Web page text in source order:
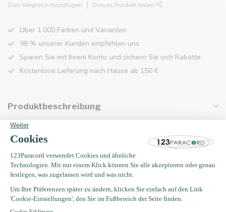
Zum Vergleich hinzufügen Dieses Produkt teilen
Über 1.000 Farben und Varianten
98 % unserer Kunden empfehlen uns
Sparen Sie mit Ihrem Konto und sichern Sie sich Rabatte.
Kostenlose Lieferung nach Hause ab 150 €
Produktbeschreibung
Eigenschaften
Zuletzt angesehen